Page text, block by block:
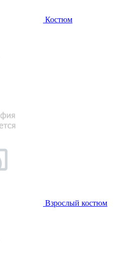
Костюм
Взрослый костюм